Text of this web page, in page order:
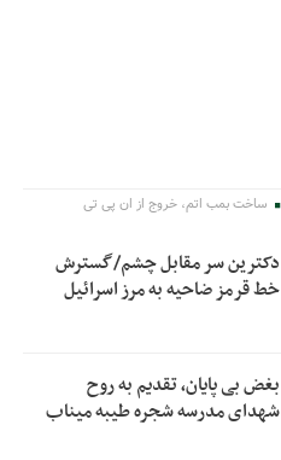
ساخت بمب اتم، خروج از ان پی تی
دکترین سر مقابل چشم/گسترش
خط قرمز ضاحیه به مرز اسرائیل
بغض بی پایان، تقدیم به روح
شهدای مدرسه شجره طیبه میناب